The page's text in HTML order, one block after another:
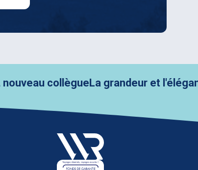
collègue La grandeur et l'élégance